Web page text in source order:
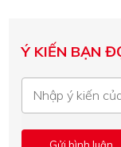
Ý KIẾN BẠN